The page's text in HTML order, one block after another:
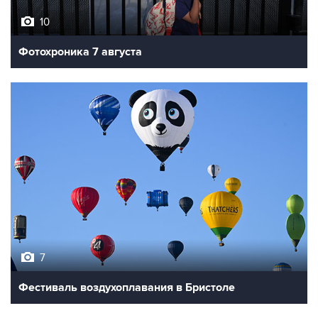
10
Фотохроника 7 августа
7
Фестиваль воздухоплавания в Бристоле